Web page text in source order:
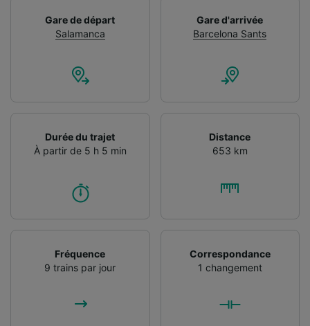
Gare de départ
Salamanca
Gare d'arrivée
Barcelona Sants
Durée du trajet
À partir de 5 h 5 min
Distance
653 km
Fréquence
9 trains par jour
Correspondance
1 changement